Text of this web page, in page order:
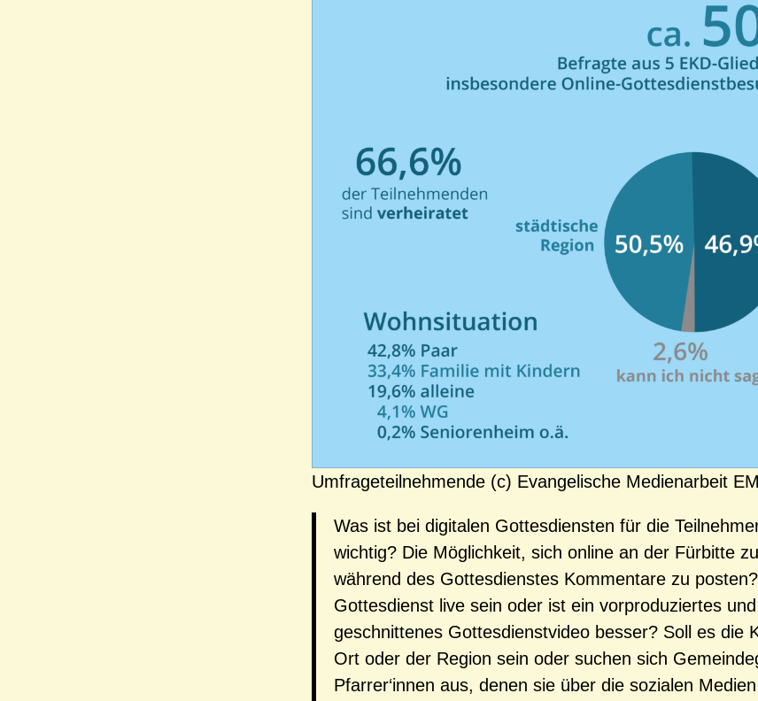
Umfrageteilnehmende (c) Evangelische Medienarbeit
Was ist bei digitalen Gottesdiensten für die
wichtig? Die Möglichkeit, sich online an der Fürbitte
während des Gottesdienstes Kommentare zu
Gottesdienst live sein oder ist ein vorproduziertes
geschnittenes Gottesdienstvideo besser? Soll es die
Ort oder der Region sein oder suchen sich
Pfarrer‘innen aus, denen sie über die sozialen